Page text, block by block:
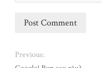
Previous: